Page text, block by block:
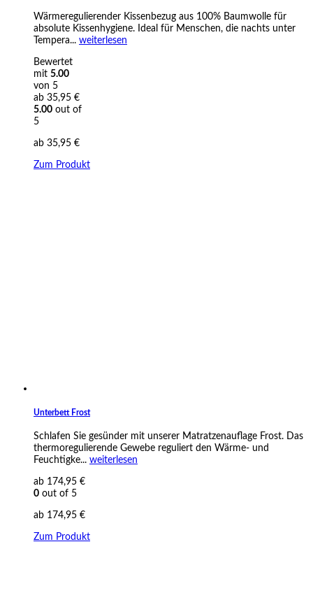
Wärmeregulierender Kissenbezug aus 100% Baumwolle für
absolute Kissenhygiene. Ideal für Menschen, die nachts unter
Tempera... weiterlesen
Bewertet
mit 5.00
von 5
ab 35,95 €
5.00 out of
5
ab 35,95 €
Zum Produkt
Unterbett Frost
Schlafen Sie gesünder mit unserer Matratzenauflage Frost. Das
thermoregulierende Gewebe reguliert den Wärme- und
Feuchtigke... weiterlesen
ab 174,95 €
0 out of 5
ab 174,95 €
Zum Produkt